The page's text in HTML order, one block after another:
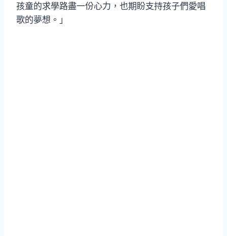
孩童的求學路盡一份心力，也期盼支持孩子們愛唱
歌的夢想。」